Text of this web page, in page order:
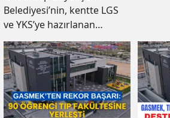
Belediyesi’nin, kentte LGS
ve YKS’ye hazırlanan
öğrenciler için
gerçekleştirdiği deneme
sınavlarının bu yıl ilki
yapıldı. Başkan Fatma
Şahin, sınavda ter döken
öğrencilerle bir araya geldi.